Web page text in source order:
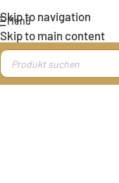
Skip to navigation
Skip to main content
Menü